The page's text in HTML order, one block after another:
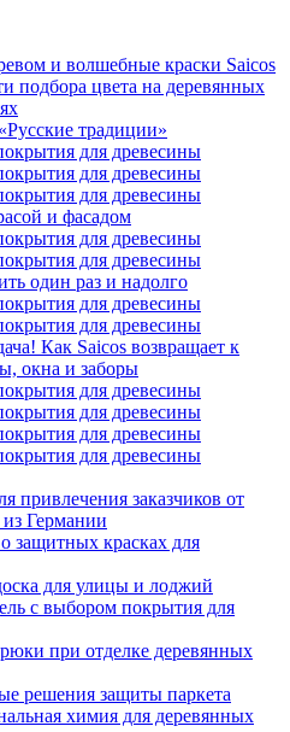
и волшебные краски Saicos
подбора цвета на деревянных
традиции»
для древесины
для древесины
для древесины
и фасадом
для древесины
для древесины
один раз и надолго
для древесины
для древесины
Как Saicos возвращает к
окна и заборы
для древесины
для древесины
для древесины
для древесины
привлечения заказчиков от
из Германии
защитных красках для
для улицы и лоджий
с выбором покрытия для
при отделке деревянных
решения защиты паркета
химия для деревянных